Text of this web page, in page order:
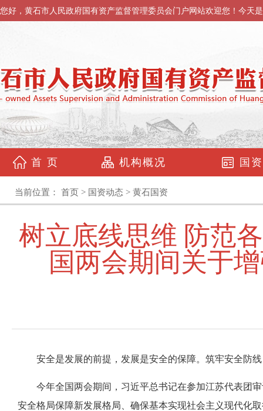
您好，黄石市人民政府国有资产监督管理委员会门户网站欢迎您！今天是
首 页 机构概况 国
当前位置： 首页 > 国资动态 > 黄石国资
树立底线思维 防范
国两会期间关于
安全是发展的前提，发展是安全的保障。筑牢安全防
今年全国两会期间，习近平总书记在参加江苏代表团
安全格局保障新发展格局、确保基本实现社会主义现代化